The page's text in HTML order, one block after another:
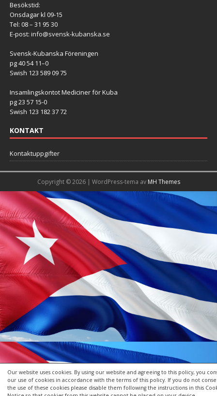
Our website uses cookies. By using our website and agreeing to this policy, you
our use of cookies in accordance with the terms of this policy. If you do not
the use of these cookies please disable them following the instructions in this
Besökstid:
Onsdagar kl 09-15
Tel: 08 – 31 95 30
E-post: info@svensk-kubanska.se
Svensk-Kubanska Föreningen
pg 40 54 11–0
Swish 123 589 09 75
Insamlingskontot Mediciner för Kuba
pg 23 57 15-0
Swish 123 182 37 72
KONTAKT
Kontaktuppgifter
Copyright © 2026 | WordPress-tema av MH Themes